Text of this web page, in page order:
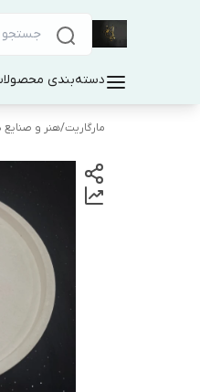
دسته‌بندی
مارگاریت/هنر و